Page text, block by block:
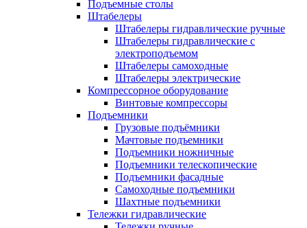
Подъемные столы
Штабелеры
Штабелеры гидравлические ручные
Штабелеры гидравлические с
электроподъемом
Штабелеры самоходные
Штабелеры электрические
Компрессорное оборудование
Винтовые компрессоры
Подъемники
Грузовые подъёмники
Мачтовые подъемники
Подъемники ножничные
Подъемники телескопические
Подъемники фасадные
Самоходные подъемники
Шахтные подъемники
Тележки гидравлические